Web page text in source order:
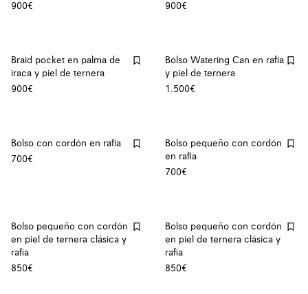
900€
900€
Braid pocket en palma de
iraca y piel de ternera
900€
Bolso Watering Can en rafia
y piel de ternera
1.500€
Bolso con cordón en rafia
700€
Bolso pequeño con cordón
en rafia
700€
Bolso pequeño con cordón
en piel de ternera clásica y
rafia
850€
Bolso pequeño con cordón
en piel de ternera clásica y
rafia
850€